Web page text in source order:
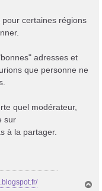
certaines régions
adresses et
que personne ne
quel modérateur,
sur
à la partager.